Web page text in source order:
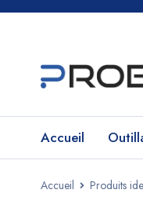
Accueil
Accueil Produits